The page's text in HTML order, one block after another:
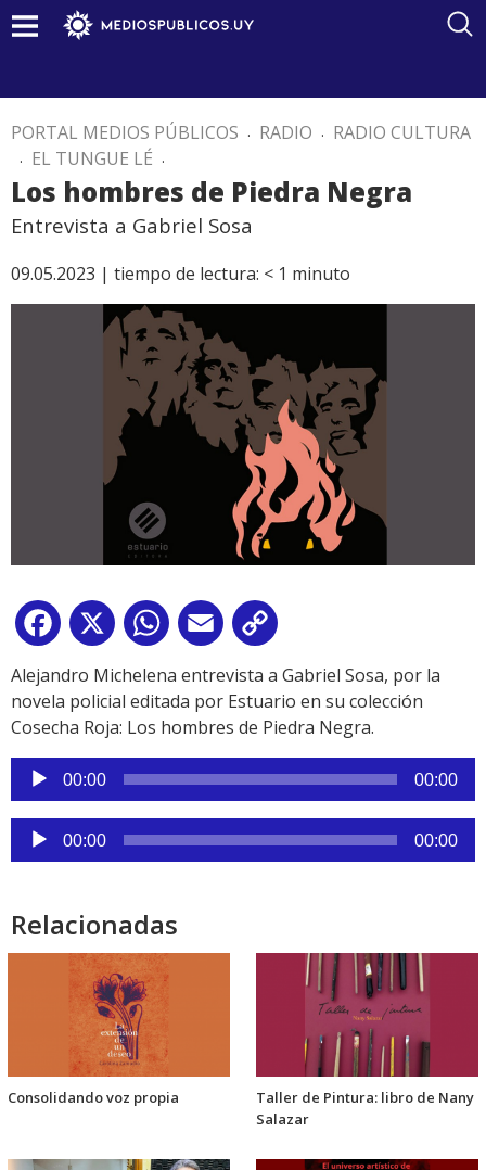
PORTAL MEDIOS PÚBLICOS . RADIO . RADIO CULTURA
. EL TUNGUE LÉ .
Los hombres de Piedra Negra
Entrevista a Gabriel Sosa
09.05.2023 | tiempo de lectura: < 1 minuto
Facebook
X WhatsApp
Email
Link
Alejandro Michelena entrevista a Gabriel Sosa, por la
novela policial editada por Estuario en su colección
Cosecha Roja: Los hombres de Piedra Negra.
Reproductor
de
audio
00:00 00:00
Reproductor
de
00:00 00:00
Relacionadas
Consolidando voz propia
Taller de Pintura: libro de Nany
Salazar